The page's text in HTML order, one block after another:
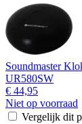
Soundmaster
UR580SW
€ 44,95
Niet op voorraad
Vergelijk dit